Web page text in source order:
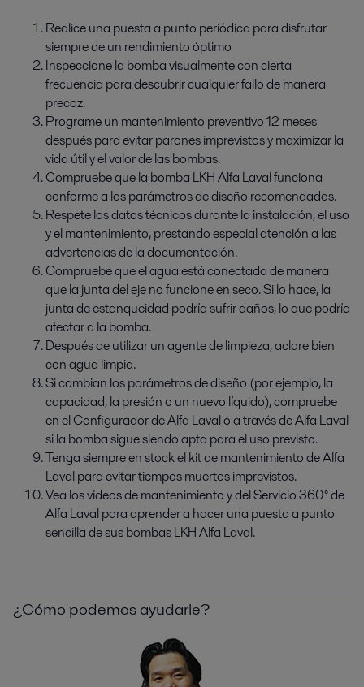
Realice una puesta a punto periódica para disfrutar
siempre de un rendimiento óptimo
Inspeccione la bomba visualmente con cierta
frecuencia para descubrir cualquier fallo de manera
precoz.
Programe un mantenimiento preventivo 12 meses
después para evitar parones imprevistos y maximizar la
vida útil y el valor de las bombas.
Compruebe que la bomba LKH Alfa Laval funciona
conforme a los parámetros de diseño recomendados.
Respete los datos técnicos durante la instalación, el uso
y el mantenimiento, prestando especial atención a las
advertencias de la documentación.
Compruebe que el agua está conectada de manera
que la junta del eje no funcione en seco. Si lo hace, la
junta de estanqueidad podría sufrir daños, lo que podría
afectar a la bomba.
Después de utilizar un agente de limpieza, aclare bien
con agua limpia.
Si cambian los parámetros de diseño (por ejemplo, la
capacidad, la presión o un nuevo líquido), compruebe
en el Configurador de Alfa Laval o a través de Alfa Laval
si la bomba sigue siendo apta para el uso previsto.
Tenga siempre en stock el kit de mantenimiento de Alfa
Laval para evitar tiempos muertos imprevistos.
Vea los vídeos de mantenimiento y del Servicio 360° de
Alfa Laval para aprender a hacer una puesta a punto
sencilla de sus bombas LKH Alfa Laval.
¿Cómo podemos ayudarle?